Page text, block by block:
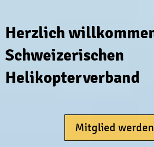
Herzlich
Schweizerischen
Helikopterverband
Mitglied werden